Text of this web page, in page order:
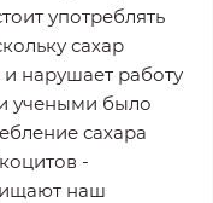
употреблять
сахар
нарушает работу
учеными было
сахара
-
наш